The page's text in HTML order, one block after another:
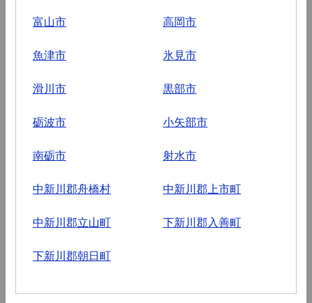
富山市 高岡市
魚津市 氷見市
滑川市 黒部市
砺波市 小矢部市
南砺市 射水市
中新川郡舟橋村 中新川郡上市町
中新川郡立山町 下新川郡入善町
下新川郡朝日町